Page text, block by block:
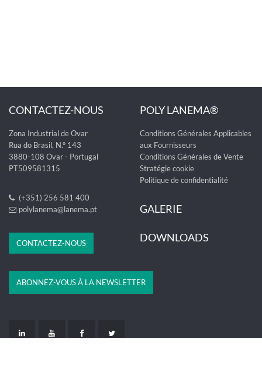
CONTACTEZ-NOUS
Zona Industrial de Ovar
Rua do Brasil, N.º 143
3880-108 Ovar - Portugal
PT509581315
(+351) 256 581 400
polylanema@lanema.pt
CONTACTEZ-NOUS
POLY LANEMA®
Conditions Générales Applicables
aux Fournisseurs
Conditions Générales de Vente
Stratégie cookie
Politique de confidentialité
GALERIE
DOWNLOADS
ABONNEZ-VOUS À LA NEWSLETTER